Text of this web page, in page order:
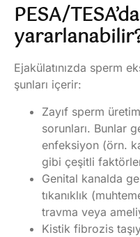
PESA/
Ejakülatınızda sperm
şunları içerir:
Zayıf sperm
sorunları. Bunlar
enfeksiyon (örn.
gibi çeşitli
Genital kanalda
tıkanıklık
travma veya
Kistik fibrozis